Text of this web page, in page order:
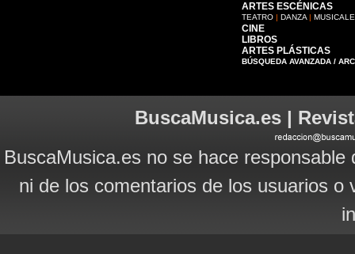
ARTES ESCÉNICAS
TEATRO | DANZA |
CINE
LIBROS
ARTES PLÁSTICAS
BÚSQUEDA AVANZADA /
BuscaMusica.es |
BuscaMusica.es no se hace
ni de los comentarios de los usuarios